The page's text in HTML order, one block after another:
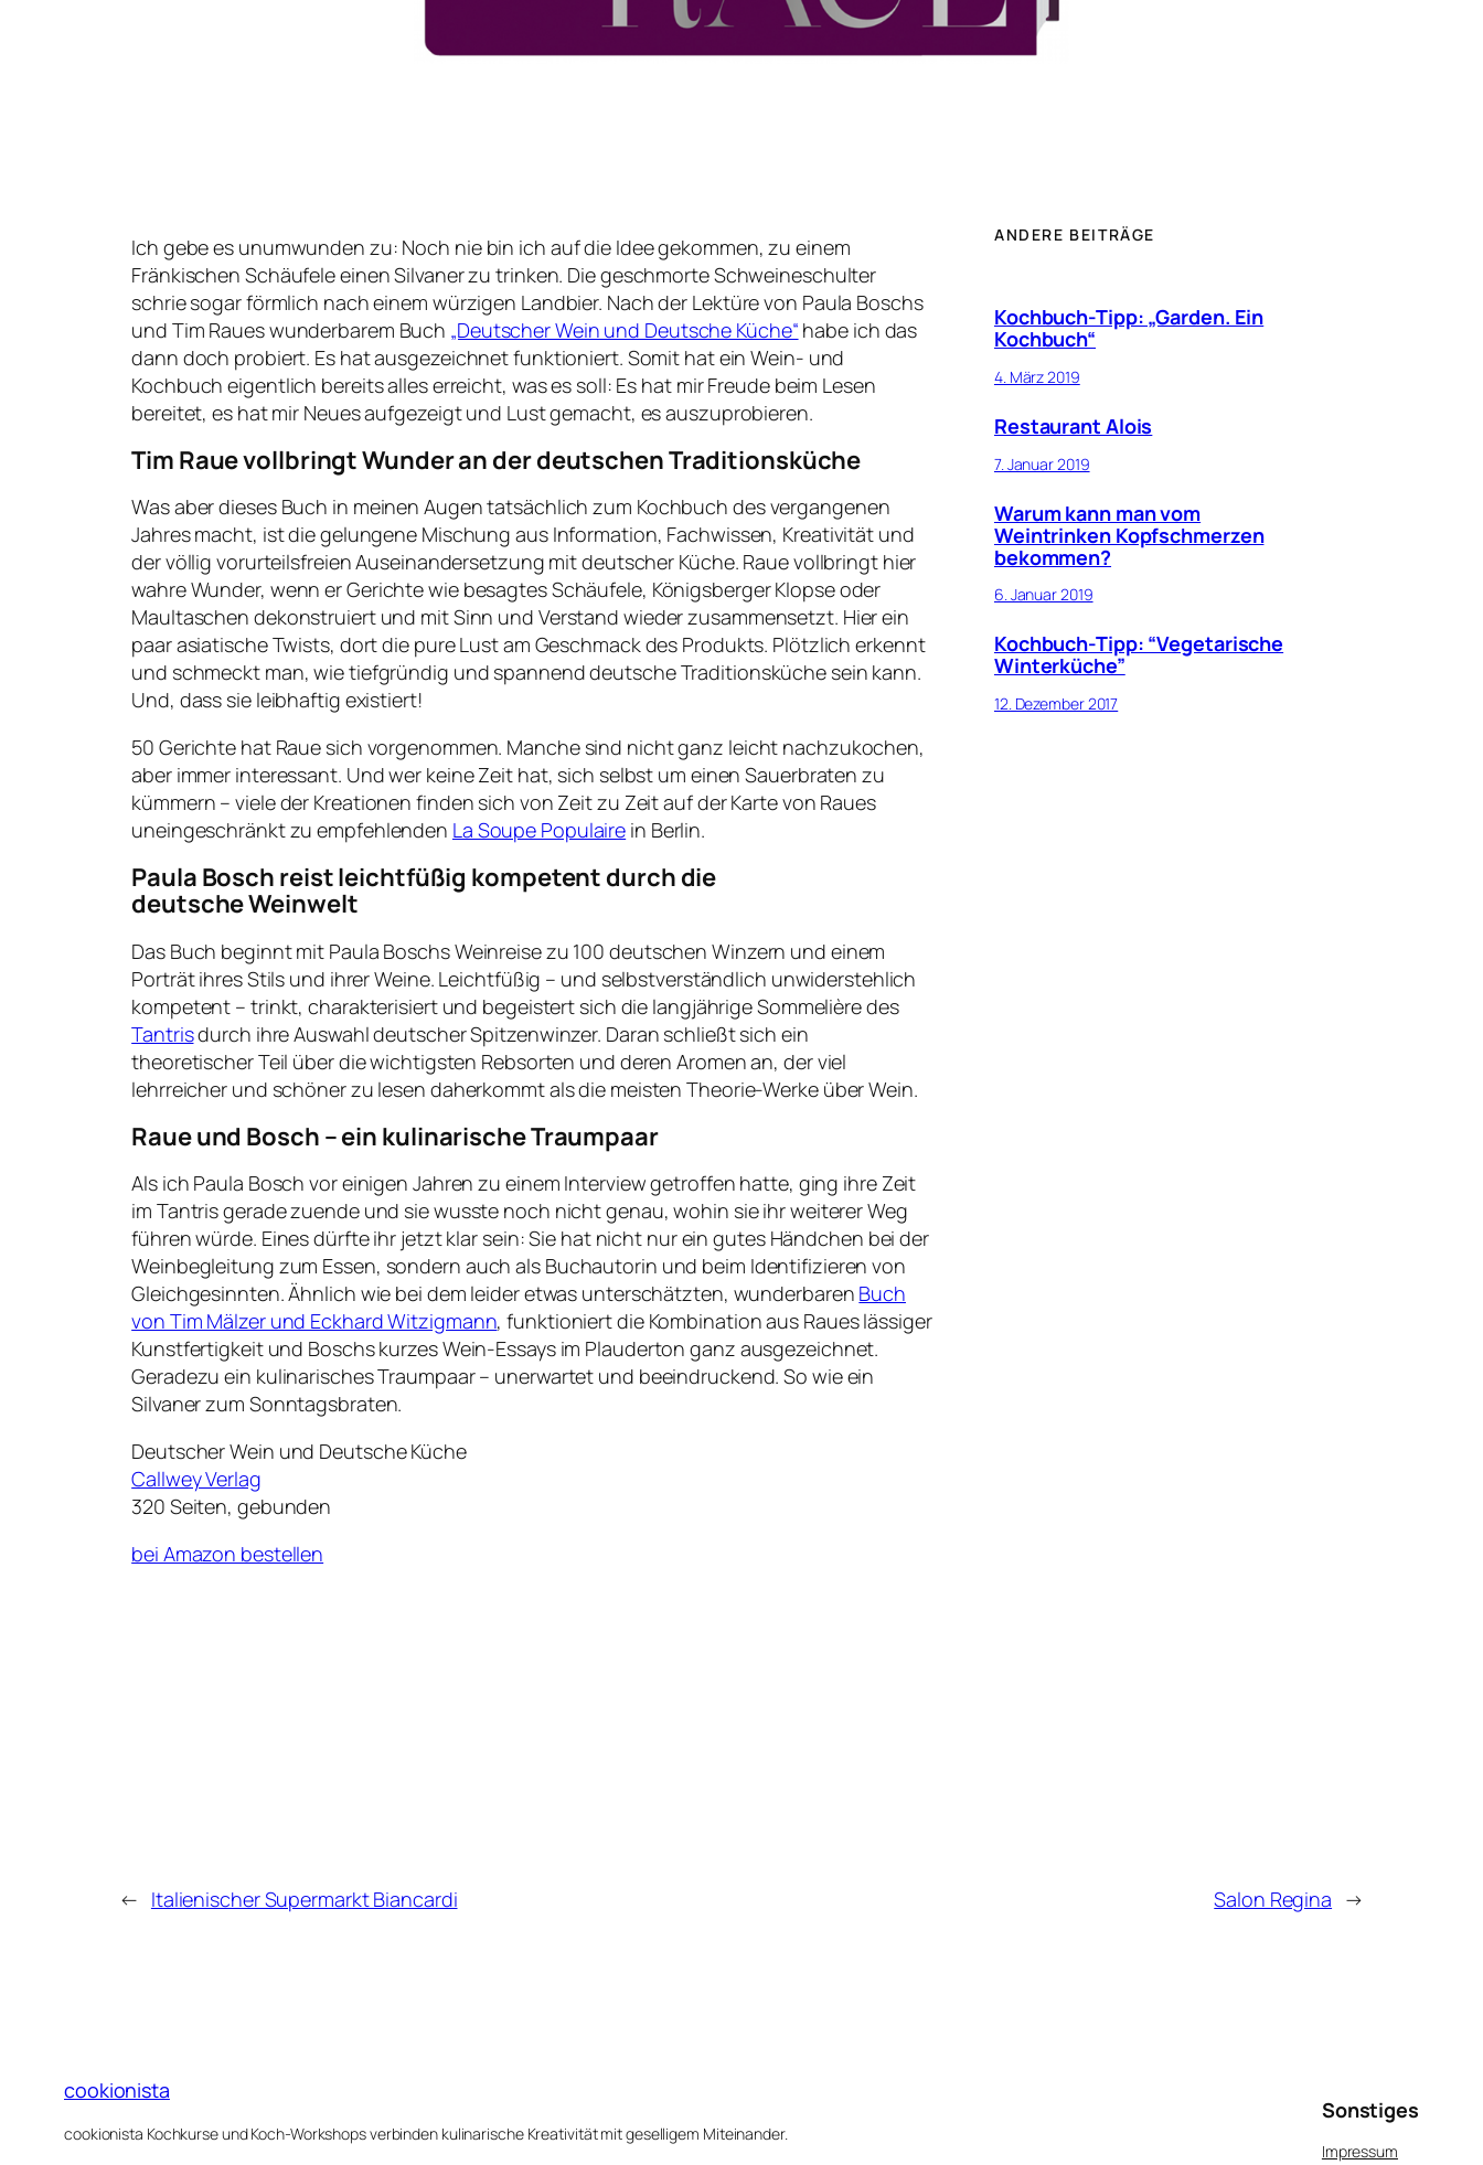
Ich gebe es unumwunden zu: Noch nie bin ich auf die Idee gekommen, zu einem
Fränkischen Schäufele einen Silvaner zu trinken. Die geschmorte Schweineschulter
schrie sogar förmlich nach einem würzigen Landbier. Nach der Lektüre von Paula Boschs
und Tim Raues wunderbarem Buch „Deutscher Wein und Deutsche Küche“ habe ich das
dann doch probiert. Es hat ausgezeichnet funktioniert. Somit hat ein Wein- und
Kochbuch eigentlich bereits alles erreicht, was es soll: Es hat mir Freude beim Lesen
bereitet, es hat mir Neues aufgezeigt und Lust gemacht, es auszuprobieren.
Tim Raue vollbringt Wunder an der deutschen Traditionsküche
Was aber dieses Buch in meinen Augen tatsächlich zum Kochbuch des vergangenen
Jahres macht, ist die gelungene Mischung aus Information, Fachwissen, Kreativität und
der völlig vorurteilsfreien Auseinandersetzung mit deutscher Küche. Raue vollbringt hier
wahre Wunder, wenn er Gerichte wie besagtes Schäufele, Königsberger Klopse oder
Maultaschen dekonstruiert und mit Sinn und Verstand wieder zusammensetzt. Hier ein
paar asiatische Twists, dort die pure Lust am Geschmack des Produkts. Plötzlich erkennt
und schmeckt man, wie tiefgründig und spannend deutsche Traditionsküche sein kann.
Und, dass sie leibhaftig existiert!
50 Gerichte hat Raue sich vorgenommen. Manche sind nicht ganz leicht nachzukochen,
aber immer interessant. Und wer keine Zeit hat, sich selbst um einen Sauerbraten zu
kümmern – viele der Kreationen finden sich von Zeit zu Zeit auf der Karte von Raues
uneingeschränkt zu empfehlenden La Soupe Populaire in Berlin.
Paula Bosch reist leichtfüßig kompetent durch die
deutsche Weinwelt
Das Buch beginnt mit Paula Boschs Weinreise zu 100 deutschen Winzern und einem
Porträt ihres Stils und ihrer Weine. Leichtfüßig – und selbstverständlich unwiderstehlich
kompetent – trinkt, charakterisiert und begeistert sich die langjährige Sommelière des
Tantrisdurch ihre Auswahl deutscher Spitzenwinzer. Daran schließt sich ein
theoretischer Teil über die wichtigsten Rebsorten und deren Aromen an, der viel
lehrreicher und schöner zu lesen daherkommt als die meisten Theorie-Werke über Wein.
Raue und Bosch – ein kulinarische Traumpaar
Als ich Paula Bosch vor einigen Jahren zu einem Interview getroffen hatte, ging ihre Zeit
im Tantris gerade zuende und sie wusste noch nicht genau, wohin sie ihr weiterer Weg
führen würde. Eines dürfte ihr jetzt klar sein: Sie hat nicht nur ein gutes Händchen bei der
Weinbegleitung zum Essen, sondern auch als Buchautorin und beim Identifizieren von
Gleichgesinnten. Ähnlich wie bei dem leider etwas unterschätzten, wunderbaren Buch
von Tim Mälzer und Eckhard Witzigmann, funktioniert die Kombination aus Raues lässiger
Kunstfertigkeit und Boschs kurzes Wein-Essays im Plauderton ganz ausgezeichnet.
Geradezu ein kulinarisches Traumpaar – unerwartet und beeindruckend. So wie ein
Silvaner zum Sonntagsbraten.
Deutscher Wein und Deutsche Küche
Callwey Verlag
320 Seiten, gebunden
bei Amazon bestellen
ANDERE BEITRÄGE
Kochbuch-Tipp: „Garden. Ein
Kochbuch“
4. März 2019
Restaurant Alois
7. Januar 2019
Warum kann man vom
Weintrinken Kopfschmerzen
bekommen?
6. Januar 2019
Kochbuch-Tipp: “Vegetarische
Winterküche”
12. Dezember 2017
← Italienischer Supermarkt Biancardi Salon Regina →
cookionista
cookionista Kochkurse und Koch-Workshops verbinden kulinarische Kreativität mit geselligem Miteinander.
Sonstiges
Impressum